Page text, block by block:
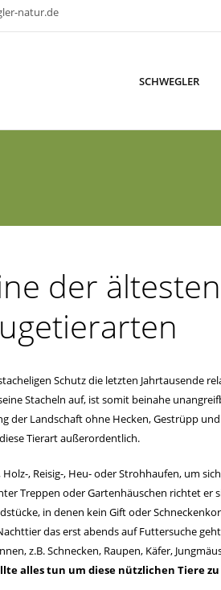
natur.de
SCHWEGLER
der
Schutz die letzten Jahrtausende
Stacheln auf, ist somit beinahe
der Landschaft ohne Hecken, Gestrüpp
Tierart außerordentlich.
, Reisig-, Heu- oder Strohhaufen, um
Treppen oder Gartenhäuschen richtet er
in denen kein Gift oder
das erst abends auf Futtersuche
z.B. Schnecken, Raupen, Käfer,
alles tun um diese nützlichen Tiere